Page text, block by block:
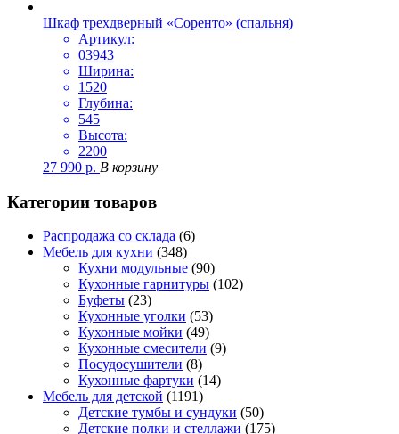
Шкаф трехдверный «Соренто» (спальня)
Артикул:
03943
Ширина:
1520
Глубина:
545
Высота:
2200
27 990 р. В корзину
Категории товаров
Распродажа со склада (6)
Мебель для кухни (348)
Кухни модульные (90)
Кухонные гарнитуры (102)
Буфеты (23)
Кухонные уголки (53)
Кухонные мойки (49)
Кухонные смесители (9)
Посудосушители (8)
Кухонные фартуки (14)
Мебель для детской (1191)
Детские тумбы и сундуки (50)
Детские полки и стеллажи (175)